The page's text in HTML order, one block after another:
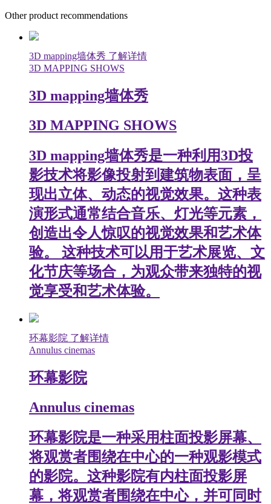
Other product recommendations
3D mapping墙体秀 了解详情
3D MAPPING SHOWS
3D mapping墙体秀
3D MAPPING SHOWS
3D mapping墙体秀是一种利用3D投
影技术将影像投射到建筑物表面，呈
现出立体、动态的视觉效果。这种表
演形式通常结合音乐、灯光等元素，
创造出令人惊叹的视觉效果和艺术体
验。 这种技术可以用于艺术展览、文
化节庆等场合，为观众带来独特的视
觉享受和艺术体验。
环幕影院 了解详情
Annulus cinemas
环幕影院
Annulus cinemas
环幕影院是一种采用柱面投影屏幕、
将观赏者围绕在中心的一种观影模式
的影院。这种影院有内柱面投影屏
幕，将观赏者围绕在中心，并可同时